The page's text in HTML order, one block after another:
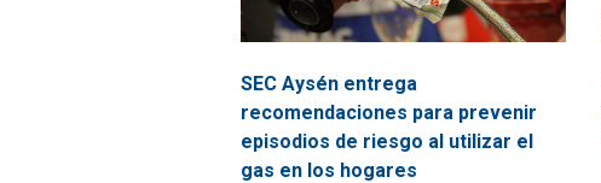
SEC Aysén entrega
recomendaciones para prevenir
episodios de riesgo al utilizar el
gas en los hogares